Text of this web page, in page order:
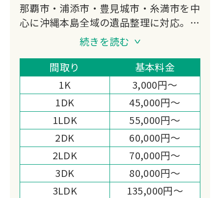
那覇市・浦添市・豊見城市・糸満市を中
心に沖縄本島全域の遺品整理に対応。形
見分けはご自身で行い、残った品物は丸
ごとお任せいただくプランで費用を抑
制。買取可能品は査定・買取を行い、処
分費用から差し引くことで経済的負担を
軽減します。
続きを読む
間取り
基本料金
1K
3,000円～
1DK
45,000円～
1LDK
55,000円～
2DK
60,000円～
2LDK
70,000円～
3DK
80,000円～
3LDK
135,000円～